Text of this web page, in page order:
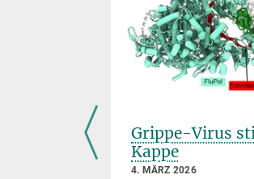
Grippe-Virus
Kappe
4. MÄRZ 2026